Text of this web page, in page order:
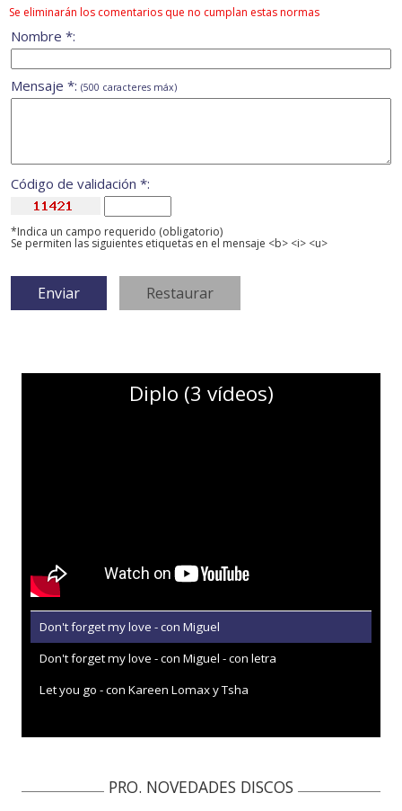
Se eliminarán los comentarios que no cumplan estas normas
Nombre *:
Mensaje *: (500 caracteres máx)
Código de validación *:
*Indica un campo requerido (obligatorio)
Se permiten las siguientes etiquetas en el mensaje <b> <i> <u>
Diplo (3 vídeos)
Don't forget my love - con Miguel
Don't forget my love - con Miguel - con letra
Let you go - con Kareen Lomax y Tsha
PRO. NOVEDADES DISCOS